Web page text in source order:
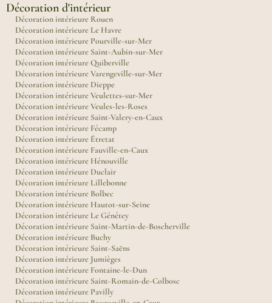
Décoration d'intérieur
Décoration intérieure Rouen
Décoration intérieure Le Havre
Décoration intérieure Pourville-sur-Mer
Décoration intérieure Saint-Aubin-sur-Mer
Décoration intérieure Quiberville
Décoration intérieure Varengeville-sur-Mer
Décoration intérieure Dieppe
Décoration intérieure Veulettes-sur-Mer
Décoration intérieure Veules-les-Roses
Décoration intérieure Saint-Valery-en-Caux
Décoration intérieure Fécamp
Décoration intérieure Étretat
Décoration intérieure Fauville-en-Caux
Décoration intérieure Hénouville
Décoration intérieure Duclair
Décoration intérieure Lillebonne
Décoration intérieure Bolbec
Décoration intérieure Hautot-sur-Seine
Décoration intérieure Le Génétey
Décoration intérieure Saint-Martin-de-Boscherville
Décoration intérieure Buchy
Décoration intérieure Saint-Saëns
Décoration intérieure Jumièges
Décoration intérieure Fontaine-le-Dun
Décoration intérieure Saint-Romain-de-Colbosc
Décoration intérieure Pavilly